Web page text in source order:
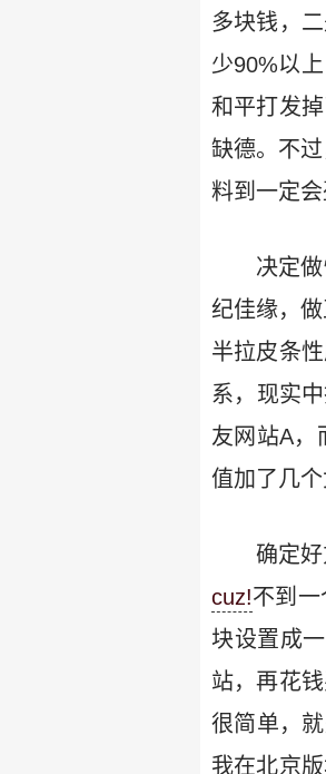
多块钱，
少90%以
和平打发
缺德。不
料到一定会
决定
纪佳缘，
半拉皮条
系，现实
友网站A，
值加了几个
确定
cuz!不到
块设置成
站，再花
很简单，
我在北京